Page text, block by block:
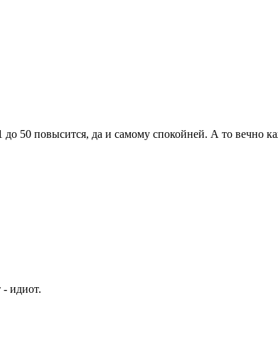
50 повысится, да и самому спокойней. А то вечно
- идиот.